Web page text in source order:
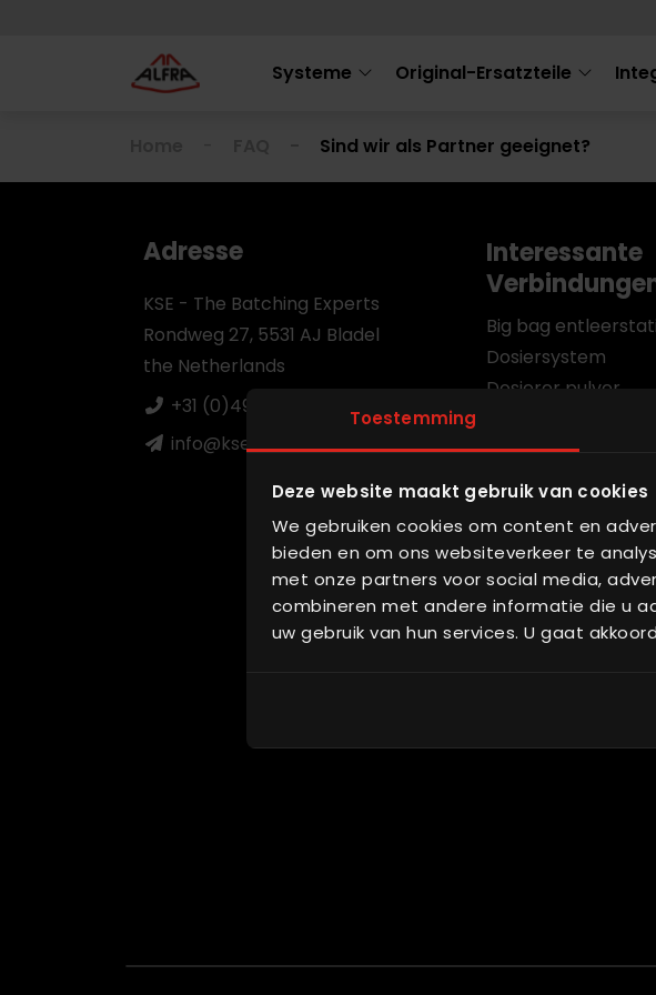
Toestemming
Deze website maakt gebruik van cookies
We gebruiken cookies om content en
bieden en om ons websiteverkeer te
met onze partners voor social media,
combineren met andere informatie die u
uw gebruik van hun services. U gaat
Systeme Original-Ersatzteile
Sind wir als Partner geeignet?
Adresse
KSE - The Batching Experts
Rondweg 27, 5531 AJ Bladel
the Netherlands
+31 (0)497 383818
info@kse.nl
Interessante
Big bag
Dosiersystem
Dosierer pulver
Wiegesystem
Flüssigkeiten
Getreide silo
Containersystem